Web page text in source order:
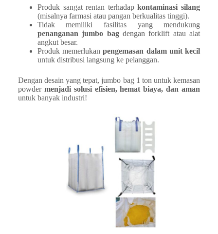
Produk sangat rentan terhadapkontaminasi silang
(misalnya farmasi atau pangan berkualitas tinggi).
Tidak memiliki fasilitas yang mendukung
penanganan jumbo bagdengan forklift atau alat
angkut besar.
Produk memerlukanpengemasan dalam unit kecil
untuk distribusi langsung ke pelanggan.
Dengan desain yang tepat, jumbo bag 1 ton untuk kemasan
powder menjadi solusi efisien, hemat biaya, dan aman
untuk banyak industri!